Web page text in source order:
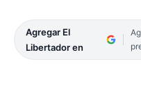
Agregar El
Libertador en